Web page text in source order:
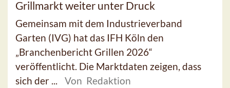
Grillmarkt weiter unter Druck
Gemeinsam mit dem Industrieverband
Garten (IVG) hat das IFH Köln den
„Branchenbericht Grillen 2026“
veröffentlicht. Die Marktdaten zeigen, dass
sich der ...
Von Redaktion